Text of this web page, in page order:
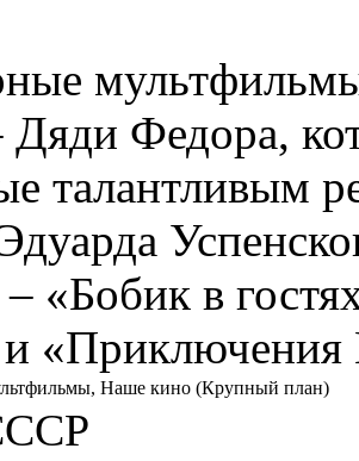
Дяди Федора,
талантливым
«Бобик в
«Приключения
Наше кино (Крупный план)